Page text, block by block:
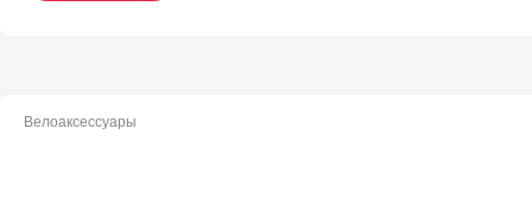
Велоаксессуары